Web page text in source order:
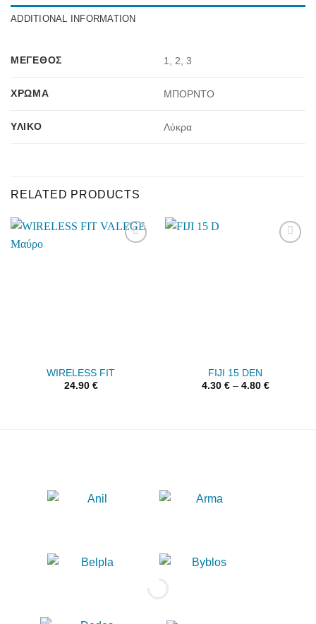
ADDITIONAL INFORMATION
ΜΈΓΕΘΟΣ 1, 2, 3
ΧΡΏΜΑ ΜΠΟΡΝΤΟ
ΥΛΙΚΌ Λύκρα
RELATED PRODUCTS
WIRELESS FIT
24.90 €
FIJI 15 DEN
4.30 €– 4.80 €